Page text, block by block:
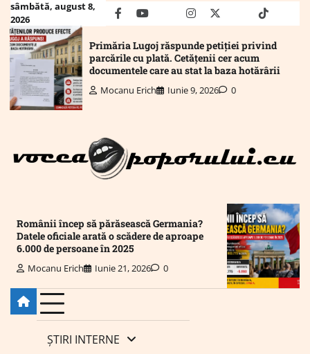
Skip
content
sâmbătă, august 8,
2026
facebookyoutubeMailinstagram
twitter truthtiktok
Primăria Lugoj răspunde petiției privind
parcările cu plată. Cetățenii cer acum
documentele care au stat la baza hotărârii
Mocanu Erich Iunie 9, 2026 0
Românii încep să părăsească Germania?
Datele oficiale arată o scădere de aproape
6.000 de persoane în 2025
Mocanu Erich Iunie 21, 2026 0
ȘTIRI INTERNE